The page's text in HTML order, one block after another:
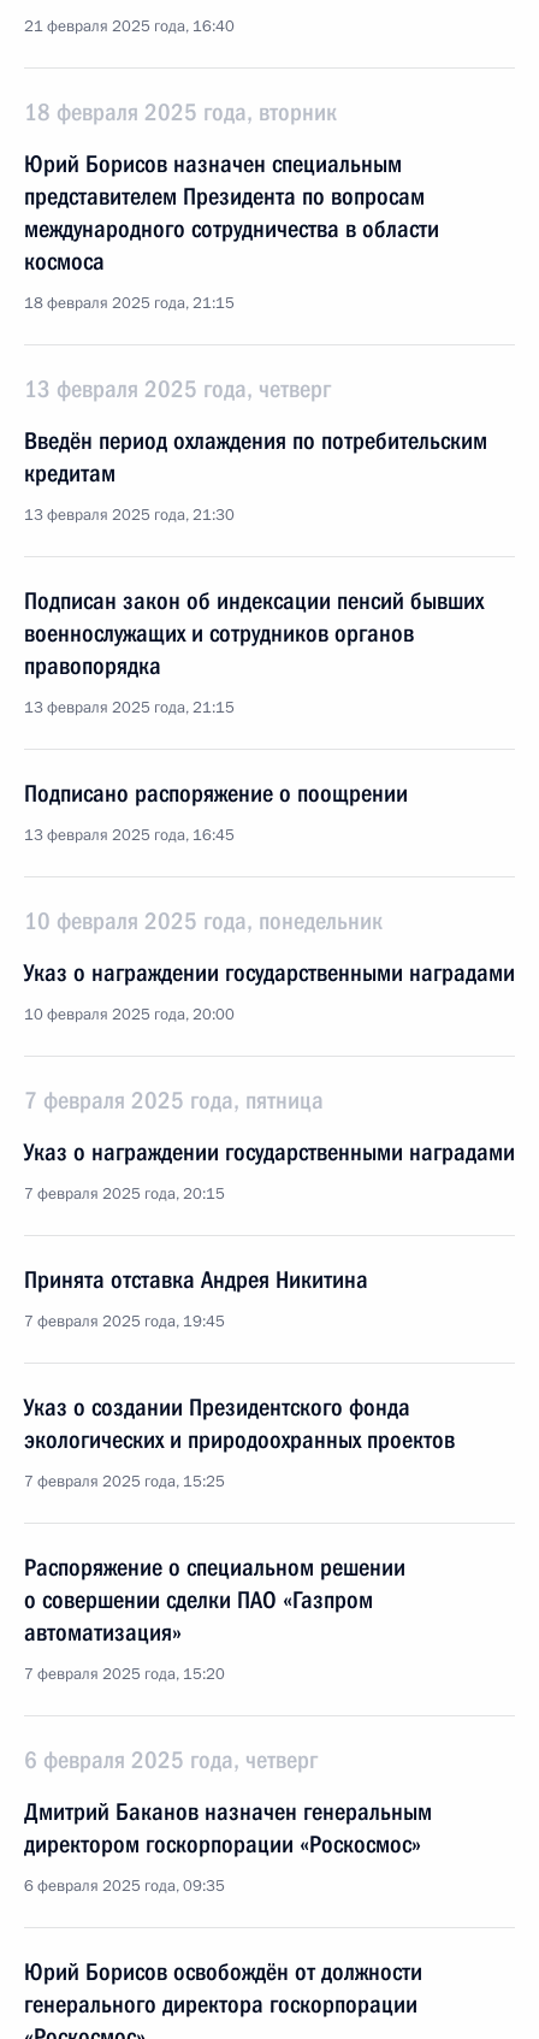
21 февраля 2025 года, 16:40
18 февраля 2025 года, вторник
Юрий Борисов назначен специальным
представителем Президента по вопросам
международного сотрудничества в области
космоса
18 февраля 2025 года, 21:15
13 февраля 2025 года, четверг
Введён период охлаждения по потребительским
кредитам
13 февраля 2025 года, 21:30
Подписан закон об индексации пенсий бывших
военнослужащих и сотрудников органов
правопорядка
13 февраля 2025 года, 21:15
Подписано распоряжение о поощрении
13 февраля 2025 года, 16:45
10 февраля 2025 года, понедельник
Указ о награждении государственными наградами
10 февраля 2025 года, 20:00
7 февраля 2025 года, пятница
Указ о награждении государственными наградами
7 февраля 2025 года, 20:15
Принята отставка Андрея Никитина
7 февраля 2025 года, 19:45
Указ о создании Президентского фонда
экологических и природоохранных проектов
7 февраля 2025 года, 15:25
Распоряжение о специальном решении
о совершении сделки ПАО «Газпром
автоматизация»
7 февраля 2025 года, 15:20
6 февраля 2025 года, четверг
Дмитрий Баканов назначен генеральным
директором госкорпорации «Роскосмос»
6 февраля 2025 года, 09:35
Юрий Борисов освобождён от должности
генерального директора госкорпорации